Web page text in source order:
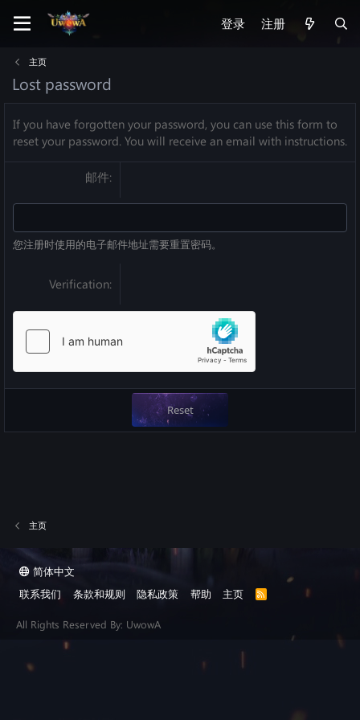
登录 注册
主页
Lost password
If you have forgotten your password, you can use this form to
reset your password. You will receive an email with instructions.
邮件
您注册时使用的电子邮件地址需要重置密码。
Verification
Reset
主页
简体中文
联系我们
条款和规则 隐私政策 帮助 主页
R
All Rights Reserved By: UwowA